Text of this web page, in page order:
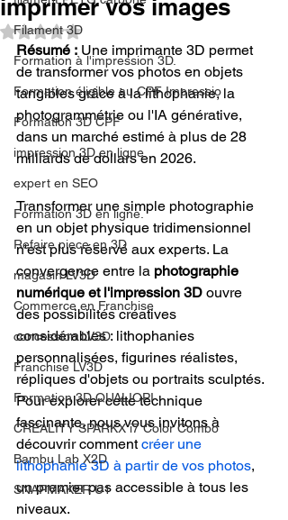
Filament 3D
Formation à l'impression 3D.
Formation éligible au CPF Impressio
Formation 3D CPF
impression 3D en ligne
expert en SEO
Formation 3D en ligne.
Refaire piece en 3D
magasin LV3D
Commerce en Franchise
concession LV3D
Franchise LV3D
Formation 3D QUALIOPI
CREALITY SPARKX i7 Color Combo
Bambu Lab X2D
SNAPMAKER U1
imprimer vos images
Noté NaN étoiles sur 5.
Résumé : Une imprimante 3D permet
de transformer vos photos en objets
tangibles grâce à la lithophanie, la
photogrammétrie ou l'IA générative,
dans un marché estimé à plus de 28
milliards de dollars en 2026.
Transformer une simple photographie
en un objet physique tridimensionnel
n'est plus réservé aux experts. La
convergence entre la photographie
numérique et l'impression 3D ouvre
des possibilités créatives
considérables : lithophanies
personnalisées, figurines réalistes,
répliques d'objets ou portraits sculptés.
Pour explorer cette technique
fascinante, nous vous invitons à
découvrir comment créer une
lithophanie 3D à partir de vos photos,
un premier pas accessible à tous les
niveaux.